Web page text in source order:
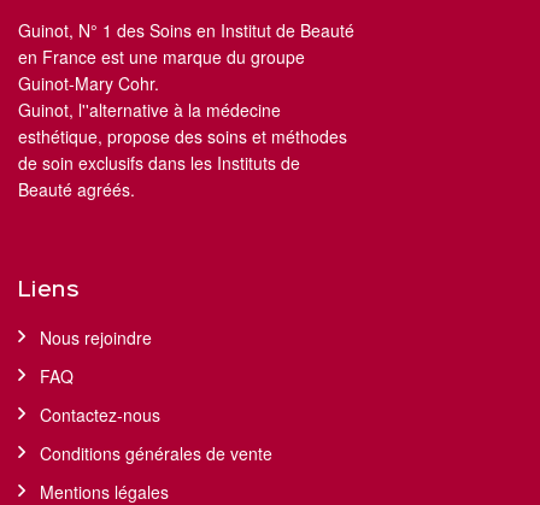
Guinot, N° 1 des Soins en Institut de Beauté
en France est une marque du groupe
Guinot-Mary Cohr.
Guinot, l''alternative à la médecine
esthétique, propose des soins et méthodes
de soin exclusifs dans les Instituts de
Beauté agréés.
Liens
Nous rejoindre
FAQ
Contactez-nous
Conditions générales de vente
Mentions légales